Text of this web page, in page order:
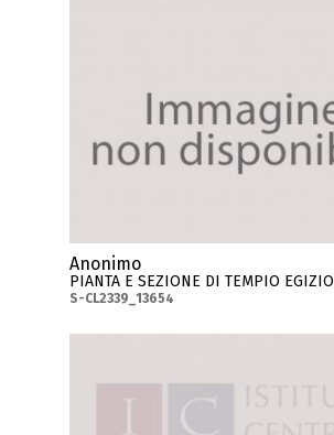
Anonimo
PIANTA E SEZIONE DI TEMPIO EGIZIO
S-CL2339_13654